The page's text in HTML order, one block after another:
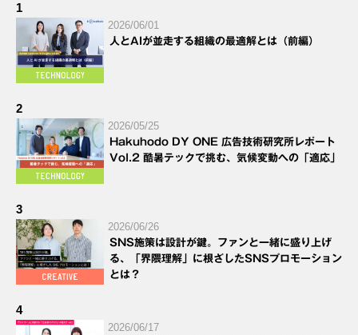
1
2026/06/01
人とAIが並走する組織の最適解とは（前編）
2
2026/05/25
Hakuhodo DY ONE 広告技術研究所レポート
Vol.2 酷暑テックで挑む、気候変動への「適応」
3
2026/06/26
SNS施策は設計が鍵。ファンと一緒に盛り上げ
る、「界隈理解」に根ざしたSNSプロモーション
とは？
4
2026/06/17